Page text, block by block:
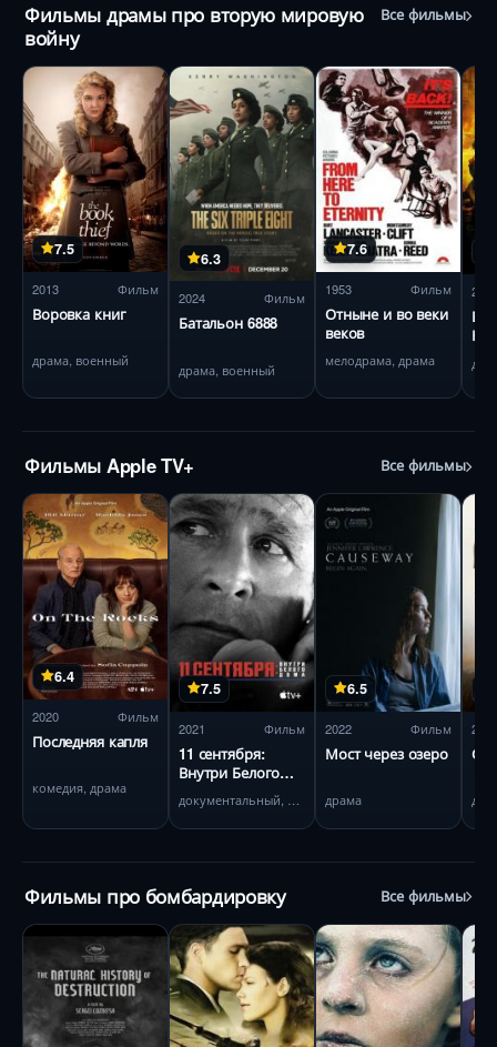
Фильмы драмы про вторую мировую
войну
Все фильмы
7.5
2013 Фильм
Воровка книг
драма, военный
6.3
2024 Фильм
Батальон 6888
драма, военный
7.6
1953 Фильм
Отныне и во веки
веков
мелодрама, драма
2022
Фильмы Apple TV+ Все фильмы
6.4
2020 Фильм
Последняя капля
комедия, драма
7.5
2021 Фильм
11 сентября:
Внутри Белого
6.5
2022 Фильм
Мост через озеро
драма
2023
Фильмы про бомбардировку Все фильмы